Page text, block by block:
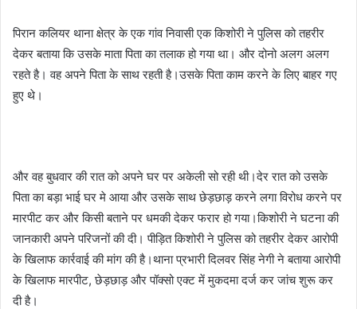
पिरान कलियर थाना क्षेत्र के एक गांव निवासी एक किशोरी ने पुलिस को तहरीर
देकर बताया कि उसके माता पिता का तलाक हो गया था। और दोनो अलग अलग
रहते है। वह अपने पिता के साथ रहती है।उसके पिता काम करने के लिए बाहर गए
हुए थे।
और वह बुधवार की रात को अपने घर पर अकेली सो रही थी।देर रात को उसके
पिता का बड़ा भाई घर मे आया और उसके साथ छेड़छाड़ करने लगा विरोध करने पर
मारपीट कर और किसी बताने पर धमकी देकर फरार हो गया।किशोरी ने घटना की
जानकारी अपने परिजनों की दी। पीड़ित किशोरी ने पुलिस को तहरीर देकर आरोपी
के खिलाफ कार्रवाई की मांग की है।थाना प्रभारी दिलवर सिंह नेगी ने बताया आरोपी
के खिलाफ मारपीट, छेड़छाड़ और पॉक्सो एक्ट में मुकदमा दर्ज कर जांच शुरू कर
दी है।